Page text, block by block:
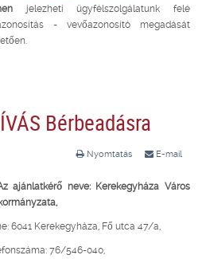
jelezheti ügyfélszolgálatunk felé
- vevőazonosító megadását
Bérbeadásra
Nyomtatás E-mail
ajánlatkérő neve: Kerekegyháza Város
6041 Kerekegyháza, Fő utca 47/a,
76/546-040,